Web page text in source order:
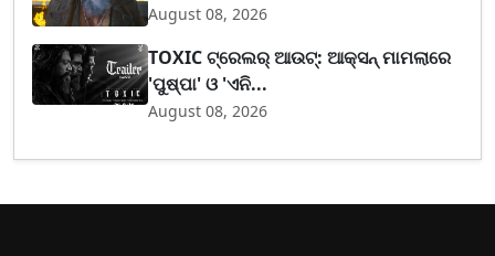
August 08, 2026
TOXIC ଟ୍ରେଲର୍ ଆଉଟ୍: ଆକ୍ସନ୍ ମାମଲାରେ
'ପୁଷ୍ପା' ଓ 'ଏନି...
August 08, 2026